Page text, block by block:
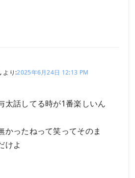
より:2025年6月24日 12:13 PM
太話してる時が1番楽しいん
かったねって笑ってそのま
けよ